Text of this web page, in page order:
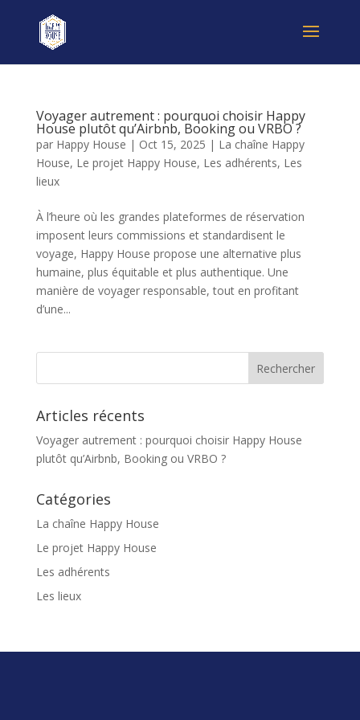
Voyager autrement : pourquoi choisir Happy
House plutôt qu’Airbnb, Booking ou VRBO ?
par Happy House | Oct 15, 2025 | La chaîne Happy
House, Le projet Happy House, Les adhérents, Les
lieux
À l’heure où les grandes plateformes de réservation
imposent leurs commissions et standardisent le
voyage, Happy House propose une alternative plus
humaine, plus équitable et plus authentique. Une
manière de voyager responsable, tout en profitant
d’une...
Articles récents
Voyager autrement : pourquoi choisir Happy House
plutôt qu’Airbnb, Booking ou VRBO ?
Catégories
La chaîne Happy House
Le projet Happy House
Les adhérents
Les lieux